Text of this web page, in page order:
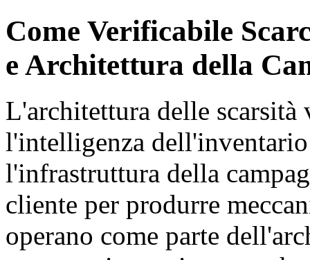
Come Verificabile
e Architettura della
L'architettura delle
l'intelligenza
l'infrastruttura della
cliente per produrre
operano come parte